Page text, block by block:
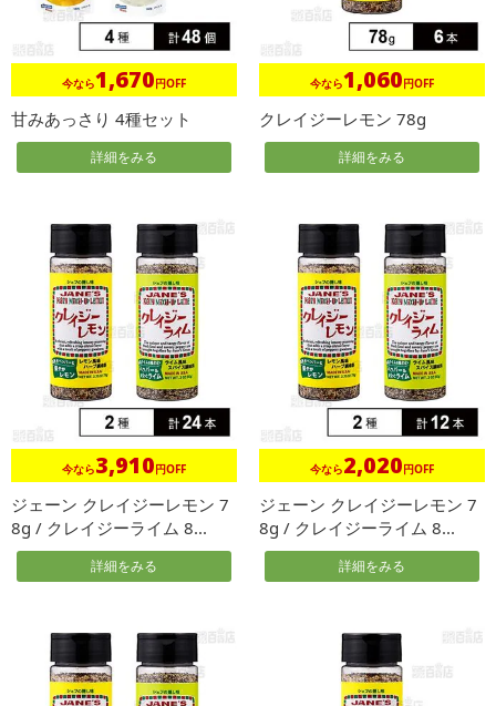
今なら1,670円OFF
甘みあっさり 4種セット
詳細をみる
今なら1,060円OFF
クレイジーレモン 78g
詳細をみる
今なら3,910円OFF
ジェーン クレイジーレモン 7
8g / クレイジーライム 8...
詳細をみる
今なら2,020円OFF
ジェーン クレイジーレモン 7
8g / クレイジーライム 8...
詳細をみる